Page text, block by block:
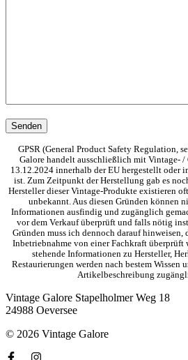
GPSR (General Product Safety Regulation,
Galore handelt ausschließlich mit Vintage- /
13.12.2024 innerhalb der EU hergestellt oder
ist. Zum Zeitpunkt der Herstellung gab es
Hersteller dieser Vintage-Produkte existieren
unbekannt. Aus diesen Gründen können
Informationen ausfindig und zugänglich
vor dem Verkauf überprüft und falls nötig
Gründen muss ich dennoch darauf hinweisen,
Inbetriebnahme von einer Fachkraft überprüft
stehende Informationen zu Hersteller,
Restaurierungen werden nach bestem Wissen
Artikelbeschreibung
Vintage Galore Stapelholmer Weg 18
24988 Oeversee
© 2026 Vintage Galore